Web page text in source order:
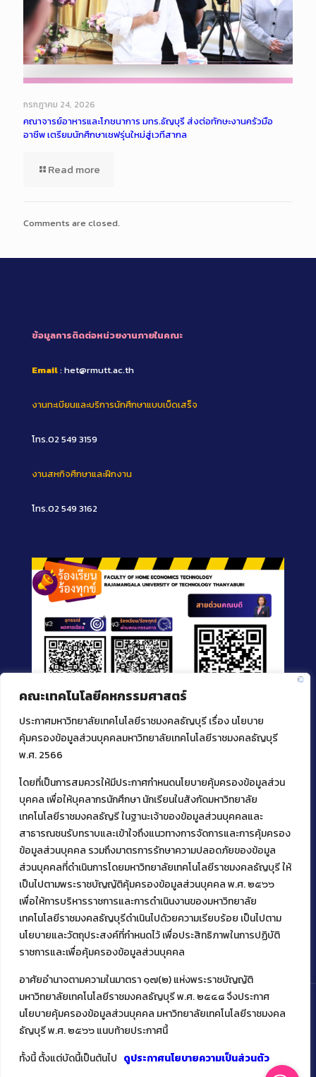
คณะเทคโนโลยีคหกรรมศาสตร์
ประกาศมหาวิทยาลัยเทคโนโลยีราชมงคลธัญบุรี เรื่อง นโยบาย
คุ้มครองข้อมูลส่วนบุคคลมหาวิทยาลัยเทคโนโลยีราชมงคลธัญบุรี
พ.ศ. 2566
โดยที่เป็นการสมควรให้มีประกาศกำหนดนโยบายคุ้มครองข้อมูลส่วน
บุคคล เพื่อให้บุคลากรนักศึกษา นักเรียนในสังกัดมหาวิทยาลัย
เทคโนโลยีราชมงคลธัญรี ในฐานะเจ้าของข้อมูลส่วนบุคคลและ
สาธารณชนรับทราบและเข้าใจถึงแนวทางการจัดการและการคุ้มครอง
ข้อมูลส่วนบุคคล รวมถึงมาตรการรักษาความปลอดภัยของข้อมูล
ส่วนบุคคลที่ดำเนินการโดยมหาวิทยาลัยเทคโนโลยีราชมงคลธัญบุรี ให้
เป็นไปตามพระราชบัญญัติคุ้มครองข้อมูลส่วนบุคคล พ.ศ. ๒๕๖๖
เพื่อให้การบริหารราชการและการดำเนินงานของมหาวิทยาลัย
เทคโนโลยีราชมงคลธัญบุรีดำเนินไปด้วยความเรียบร้อย เป็นไปตาม
นโยบายและวัตถุประสงค์ที่กำหนดไว้ เพื่อประสิทธิภาพในการปฏิบัติ
ราชการและเพื่อคุ้มครองข้อมูลส่วนบุคคล
อาศัยอำนาจตามความในมาตรา ๑๗(๒) แห่งพระราชบัญญัติ
มหาวิทยาลัยเทคโนโลยีราชมงคลธัญบุรี พ.ศ. ๒๕๔๘ จึงประกาศ
นโยบายคุ้มครองข้อมูลส่วนบุคคล มหาวิทยาลัยเทคโนโลยีราชมงคล
ธัญบุรี พ.ศ. ๒๕๖๖ แนบท้ายประกาศนี้
ทั้งนี้ ตั้งแต่บัดนี้เป็นต้นไป ดูประกาศนโยบายความเป็นส่วนตัว
กรกฎาคม 24, 2026
คณาจารย์อาหารและโภชนาการ มทร.ธัญบุรี ส่งต่อทักษะงานครัวมือ
อาชีพ เตรียมนักศึกษาเชฟรุ่นใหม่สู่เวทีสากล
Read more
Comments are closed.
ข้อมูลการติดต่อหน่วยงานภายในคณะ
Email: het@rmutt.ac.th
งานทะเบียนและบริการนักศึกษาแบบเบ็ดเสร็จ
โทร.02 549 3159
งานสหกิจศึกษาและฝึกงาน
โทร.02 549 3162
ติดต่อคณะเทคโนโลยีคหกรรมศาสตร์
39 หมู่ 1
ต.คลองหก อ. คลองหลวง
จ.ปทุมธานี 12120
โทร 02 549 3161
Copyright ©️ 2022 คณะเทคโนโลยีคหกรรมศาสตร์ มหาวิทยาลัย
เทคโนโลยีราชมงคลธัญบุรี